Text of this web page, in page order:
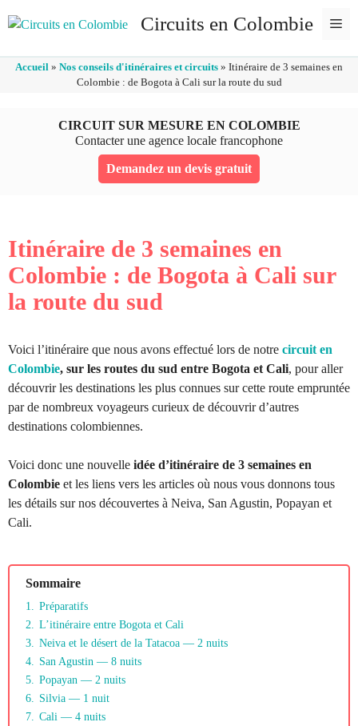
au
Circuits en Colombie
Accueil » Nos conseils d'itinéraires et circuits » Itinéraire de 3 semaines en
Colombie : de Bogota à Cali sur la route du sud
CIRCUIT SUR MESURE EN COLOMBIE
Contacter une agence locale francophone
Demandez un devis gratuit
Itinéraire de 3 semaines en
Colombie : de Bogota à Cali sur
la route du sud
Voici l’itinéraire que nous avons effectué lors de notre circuit en
Colombie, sur les routes du sud entre Bogota et Cali, pour aller
découvrir les destinations les plus connues sur cette route empruntée
par de nombreux voyageurs curieux de découvrir d’autres
destinations colombiennes.
Voici donc une nouvelle idée d’itinéraire de 3 semaines en
Colombie et les liens vers les articles où nous vous donnons tous
les détails sur nos découvertes à Neiva, San Agustin, Popayan et
Cali.
Sommaire
1.
Préparatifs
2.
L’itinéraire entre Bogota et Cali
3.
Neiva et le désert de la Tatacoa — 2 nuits
4.
San Agustin — 8 nuits
5.
Popayan — 2 nuits
6.
Silvia — 1 nuit
7.
Cali — 4 nuits